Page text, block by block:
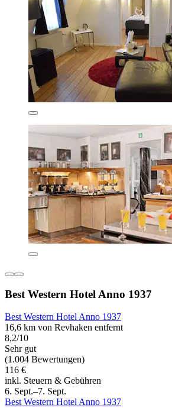
Best Western Hotel Anno 1937
Best Western Hotel Anno 1937
16,6 km von Revhaken entfernt
8,2/10
Sehr gut
(1.004 Bewertungen)
116 €
inkl. Steuern & Gebühren
6. Sept.–7. Sept.
Best Western Hotel Anno 1937